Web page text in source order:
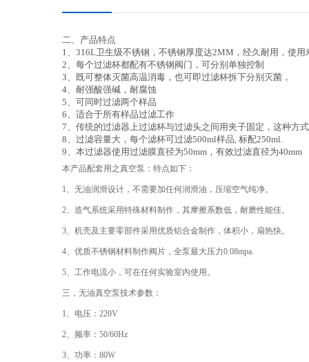
二、产品特点
1、316L卫生级不锈钢，不锈钢厚度达2MM，经久耐用，使用
2、每个过滤杯都配有不锈钢阀门，可分别单独控制
3、既可整体灭菌高温消毒，也可即过滤杯拆下分别灭菌，
4、耐强酸强碱，耐腐蚀
5、可同时过滤两个样品
6、适合于所有样品过滤工作
7、传统的过滤器上过滤杯与过滤头之间用夹子固定，这种方
8、过滤容量大，每个滤杯可过滤500ml样品, 标配250ml.
9、本过滤器使用过滤膜直径为50mm，有效过滤直径为40mm
本产品配套用之真空泵：特点如下：
1、无油润滑设计，不需要加任何润滑油，压缩空气纯净。
2、造气系统采用特殊材料制作，其摩擦系数低，耐磨性能佳。
3、机壳及主要零部件采用优质铝合金制作，体积小，扇热快。
4、优质不锈钢材料制作阀片，全泵最大压力0.08mpa.
5、工作电流小，可在任何实验室内使用。
三，无油真空泵技术参数：
1、电压：220V
2、频率：50/60Hz
3、功率：80W